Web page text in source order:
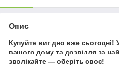
Опис
Купуйте вигідно вже сьогодні!
вашого дому та дозвілля за
зволікайте — оберіть своє!